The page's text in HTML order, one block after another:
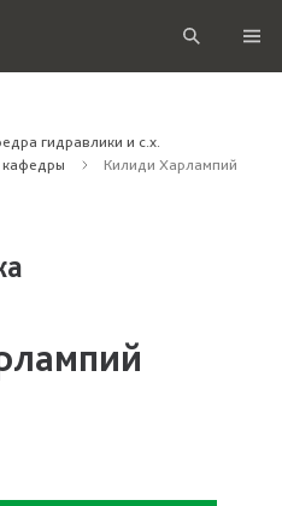
гидравлики и с.х.
кафедры
Килиди Харлампий